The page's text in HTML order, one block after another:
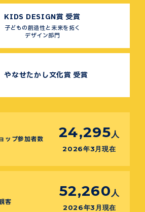
KIDS DESIGN賞 受賞
子どもの創造性と未来を拓く
デザイン部門
やなせたかし文化賞 受賞
ップ参加者数 24,295 人
2026年3月現在
客
52,260 人
2026年3月現在